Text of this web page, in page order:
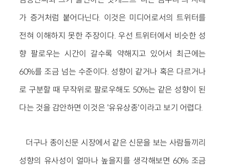
가 증거처럼 붙어다닌다. 이것은 미디어로서의 트위터를
전혀 이해하지 못한 주장이다. 우선 트위터에서 비슷한 성
향 팔로우는 시간이 갈수록 약해지고 있어서 최근에는
60%를 조금 넘는 수준이다. 성향이 같거나 혹은 다르거나
로 구분할 때 무작위로 팔로우해도 50%는 같은 성향이 된
다는 것을 감안하면 이것은 '유유상종'이라고 보기 어렵다.
더구나 종이신문 시장에서 같은 신문을 보는 사람들끼리
성향의 유사성이 얼마나 높을지를 생각해보면 60% 조금